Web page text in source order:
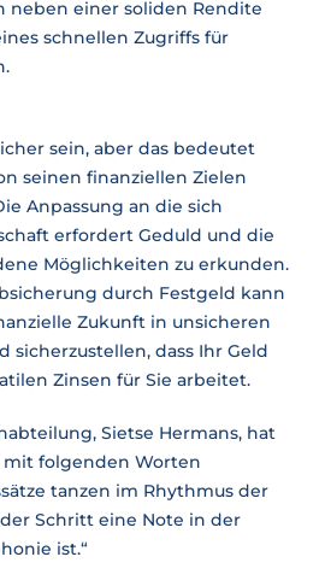
neben einer soliden Rendite
schnellen Zugriffs für
sein, aber das bedeutet
seinen finanziellen Zielen
Anpassung an die sich
erfordert Geduld und die
Möglichkeiten zu erkunden.
durch Festgeld kann
Zukunft in unsicheren
sicherzustellen, dass Ihr Geld
Zinsen für Sie arbeitet.
Sietse Hermans, hat
folgenden Worten
tanzen im Rhythmus der
Schritt eine Note in der
ist.“